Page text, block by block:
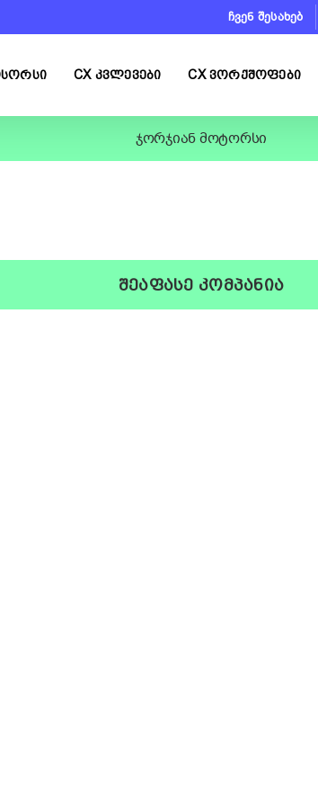
ჩვენ შესახებ
CX ᲙᲕᲚᲔᲕᲔᲑᲘ CX ᲕᲝᲠᲥᲨᲝᲤᲔᲑᲘ
ჯორჯიან მოტორსი
ᲨᲔᲐᲤᲐᲡᲔ ᲙᲝᲛᲞᲐᲜᲘᲐ